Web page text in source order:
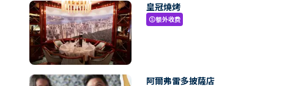
皇冠燒烤
paid额外收费
阿爾弗雷多披薩店